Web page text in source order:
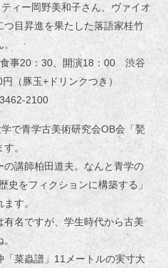
ィー岡野美和子さん、ヴァイオ
つ目昇進を果たした落語家桂竹
事20：30、開演18：00 渋谷
（豚玉+ドリンクつき）
2100
で青学古美術研究会OB会「甃
。
講師柏田道夫。なんと青学の
史をフィクションに構築する」
す。
名ですが、学生時代から古美
菜蟲譜」11メートルの実寸大